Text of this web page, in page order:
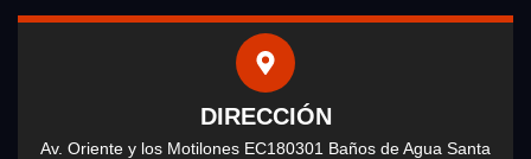
DIRECCIÓN
Av. Oriente y los Motilones EC180301 Baños de Agua Santa